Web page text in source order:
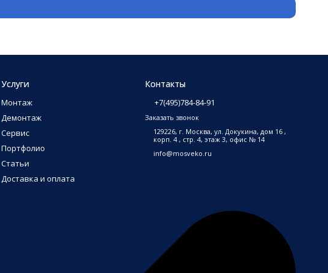
Услуги
Монтаж
Демонтаж
Сервис
Портфолио
Статьи
Доставка и оплата
Контакты
+7(495)784-84-91
Заказать звонок
129226, г. Москва, ул. Докукина, дом 16 ,
корп. 4 , стр. 4, этаж 3, офис № 14
info@mosveko.ru